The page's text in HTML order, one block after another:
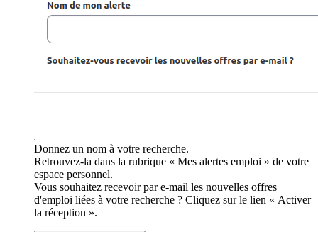
Donnez un nom à votre recherche.
Retrouvez-la dans la rubrique « Mes alertes emploi » de votre
espace personnel.
Vous souhaitez recevoir par e-mail les nouvelles offres
d'emploi liées à votre recherche ? Cliquez sur le lien « Activer
la réception ».